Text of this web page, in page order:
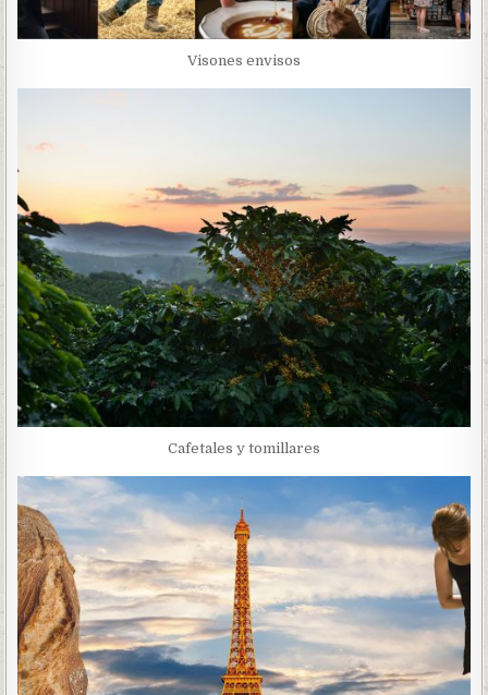
Visones envisos
Cafetales y tomillares